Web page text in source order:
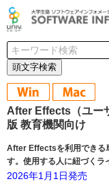
頭文字検索
After Effects（ユー
版 教育機関向け
After Effectsを利用できる
す。使用する人に紐づくラ
2026年1月1日発売